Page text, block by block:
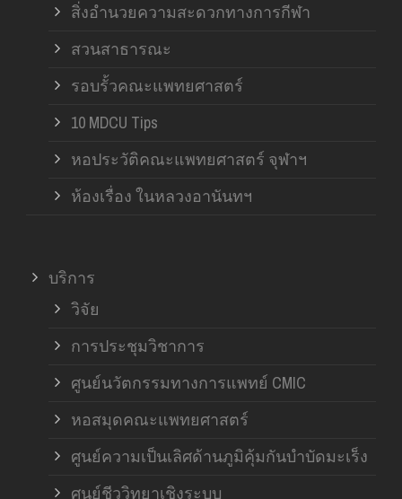
สิ่งอำนวยความสะดวกทางการกีฬา
สวนสาธารณะ
รอบรั้วคณะแพทยศาสตร์
10 MDCU Tips
หอประวัติคณะแพทยศาสตร์ จุฬาฯ
ห้องเรื่อง ในหลวงอานันทฯ
บริการ
วิจัย
การประชุมวิชาการ
ศูนย์นวัตกรรมทางการแพทย์ CMIC
หอสมุดคณะแพทยศาสตร์
ศูนย์ความเป็นเลิศด้านภูมิคุ้มกันบำบัดมะเร็ง
ศูนย์ชีววิทยาเชิงระบบ